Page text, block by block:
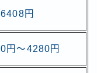
6408円
0円〜4280円